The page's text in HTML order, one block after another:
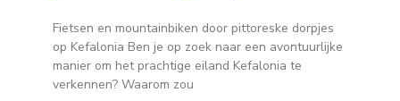
Fietsen en mountainbiken door pittoreske dorpjes
op Kefalonia Ben je op zoek naar een avontuurlijke
manier om het prachtige eiland Kefalonia te
verkennen? Waarom zou